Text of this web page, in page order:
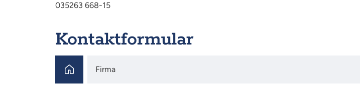
035263 668-15
Kontaktformular
Firma Firma